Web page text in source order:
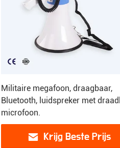
Militaire megafoon, draagbaar,
Bluetooth, luidspreker met
microfoon.
Krijg Beste Prijs